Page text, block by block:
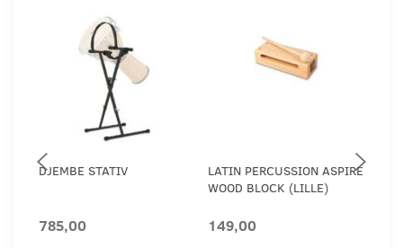
DJEMBE STATIV
785,00
LATIN PERCUSSION ASPIRE
WOOD BLOCK (LILLE)
149,00